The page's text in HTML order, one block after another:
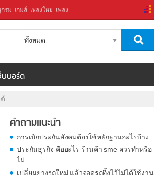
รม เกมส์ เพลงใหม่ เพลง
ทั้งหมด
บบอร์ด
คำถามแนะนำ
การเบิกประกันสังคมต้องใช้หลักฐานอะไรบ้าง
ประกันธุรกิจ คืออะไร ร้านค้า sme ควรทำหรือ
ไม่
เปลี่ยนยางรถใหม่ แล้วจอดรถทิ้งไว้ไม่ได้ใช้งาน